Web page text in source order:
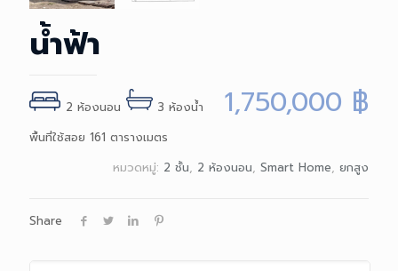
น้ำฟ้า
1,750,000 ฿
2 ห้องนอน
3 ห้องน้ำ
พื้นที่ใช้สอย 161 ตารางเมตร
หมวดหมู่: 2 ชั้น, 2 ห้องนอน, Smart Home, ยกสูง
Share